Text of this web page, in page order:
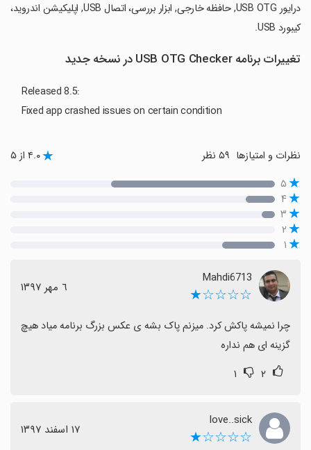
درایور USB OTG, حافظه خارجی, ابزار بررسی، اتصال USB, اپلیکیشن اندروید،
کیبورد USB.
تغییرات برنامه USB OTG Checker در نسخه جدید
Released 8.5:
Fixed app crashed issues on certain condition
نظرات و امتیازها ۴.۰ از ۵
۵
۴
۳
۲
۱
Mahdi6713
☆☆☆☆★ ٦ مهر ١٣٩٧
گزینه ای هم نداره
۲ ۱
love..sick
☆☆☆☆★ ١٧ اسفند ١٣٩٧